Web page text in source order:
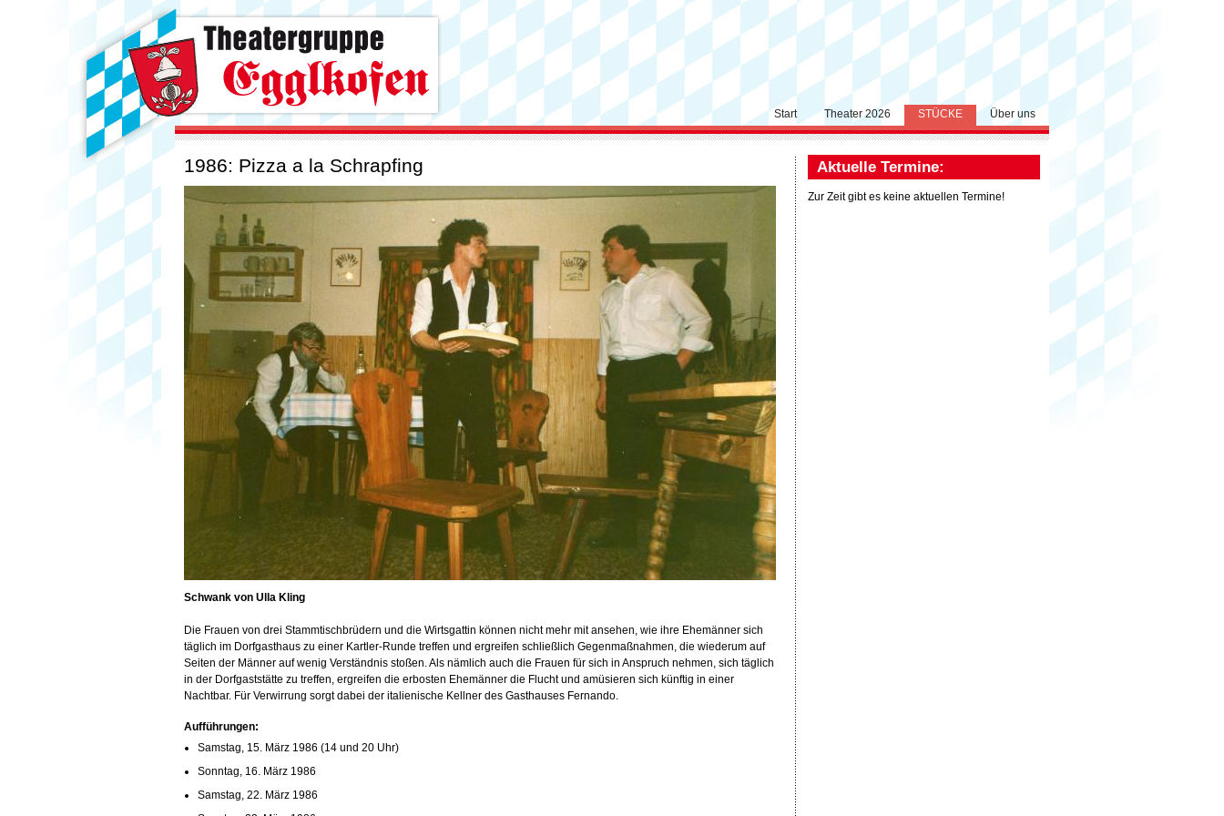
Start Theater 2026 STÜCKE Über uns
1986: Pizza a la Schrapfing
Schwank von Ulla Kling
Die Frauen von drei Stammtischbrüdern und die Wirtsgattin können nicht mehr mit ansehen, wie ihre Ehemänner sich
täglich im Dorfgasthaus zu einer Kartler-Runde treffen und ergreifen schließlich Gegenmaßnahmen, die wiederum auf
Seiten der Männer auf wenig Verständnis stoßen. Als nämlich auch die Frauen für sich in Anspruch nehmen, sich täglich
in der Dorfgaststätte zu treffen, ergreifen die erbosten Ehemänner die Flucht und amüsieren sich künftig in einer
Nachtbar. Für Verwirrung sorgt dabei der italienische Kellner des Gasthauses Fernando.
Aufführungen:
Samstag, 15. März 1986 (14 und 20 Uhr)
Sonntag, 16. März 1986
Samstag, 22. März 1986
Aktuelle Termine:
Zur Zeit gibt es keine aktuellen Termine!